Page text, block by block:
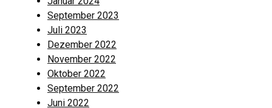
September 2023
Juli 2023
Dezember 2022
November 2022
Oktober 2022
September 2022
Juni 2022